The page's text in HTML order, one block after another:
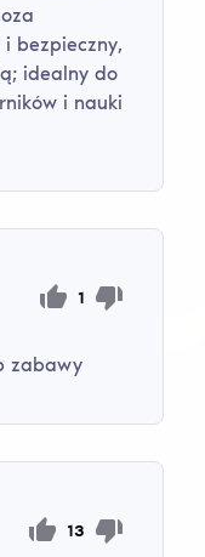
bezpieczny,
idealny do
i nauki
1
zabawy
13